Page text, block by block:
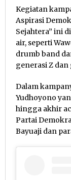
Kegiatan
Aspirasi
Sejahtera” ini
air, seperti
drumb band
generasi Z
Dalam
Yudhoyono
hingga akhir
Partai
Bayuaji dan